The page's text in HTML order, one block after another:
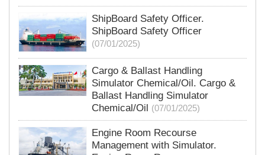
ShipBoard Safety Officer.
ShipBoard Safety Officer
(07/01/2025)
Cargo & Ballast Handling
Simulator Chemical/Oil. Cargo &
Ballast Handling Simulator
Chemical/Oil (07/01/2025)
Engine Room Recourse
Management with Simulator.